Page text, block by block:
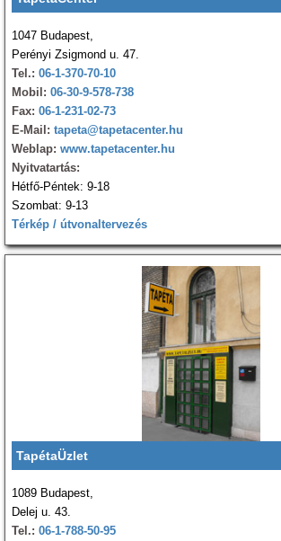
1047 Budapest,
Perényi Zsigmond u. 47.
Tel.: 06-1-370-70-10
Mobil: 06-30-9-578-738
Fax: 06-1-231-02-73
E-Mail: tapeta@tapetacenter.hu
Weblap: www.tapetacenter.hu
Nyitvatartás:
Hétfő-Péntek: 9-18
Szombat: 9-13
Térkép / útvonaltervezés
TapétaÜzlet
1089 Budapest,
Delej u. 43.
Tel.: 06-1-788-50-95